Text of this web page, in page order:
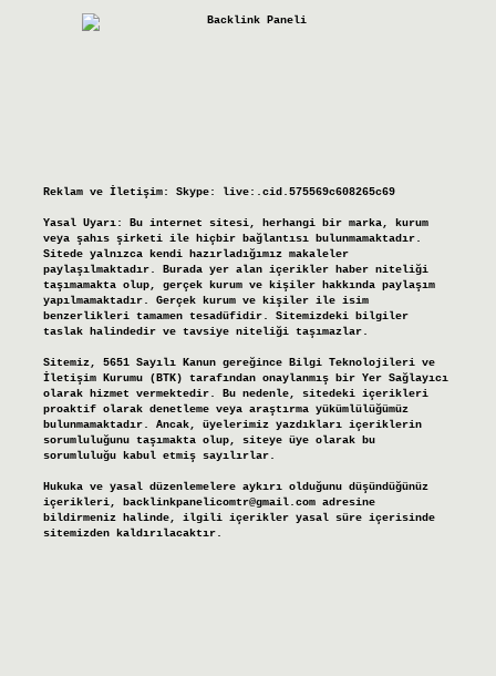
Reklam ve İletişim: Skype: live:.cid.575569c608265c69
Yasal Uyarı:
Bu internet sitesi, herhangi bir marka, kurum
veya şahıs şirketi ile hiçbir bağlantısı bulunmamaktadır.
Sitede yalnızca kendi hazırladığımız makaleler
paylaşılmaktadır. Burada yer alan içerikler haber niteliği
taşımamakta olup, gerçek kurum ve kişiler hakkında paylaşım
yapılmamaktadır. Gerçek kurum ve kişiler ile isim
benzerlikleri tamamen tesadüfidir. Sitemizdeki bilgiler
taslak halindedir ve tavsiye niteliği taşımazlar.
Sitemiz, 5651 Sayılı Kanun gereğince Bilgi Teknolojileri ve
İletişim Kurumu (BTK) tarafından onaylanmış bir Yer Sağlayıcı
olarak hizmet vermektedir. Bu nedenle, sitedeki içerikleri
proaktif olarak denetleme veya araştırma yükümlülüğümüz
bulunmamaktadır. Ancak, üyelerimiz yazdıkları içeriklerin
sorumluluğunu taşımakta olup, siteye üye olarak bu
sorumluluğu kabul etmiş sayılırlar.
Hukuka ve yasal düzenlemelere aykırı olduğunu düşündüğünüz
içerikleri, backlinkpanelicomtr@gmail.comadresine
bildirmeniz halinde, ilgili içerikler yasal süre içerisinde
sitemizden kaldırılacaktır.